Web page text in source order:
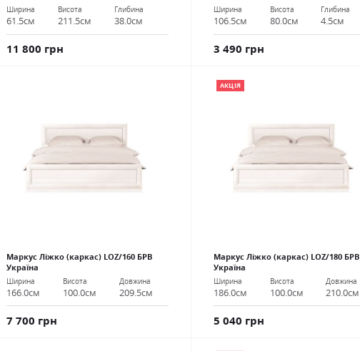
Ширина
61.5см
Висота
211.5см
Глибина
38.0см
11 800 грн
Ширина
106.5см
Висота
80.0см
Глибина
4.5см
3 490 грн
Маркус Ліжко (каркас) LOZ/160 БРВ
Україна
Ширина
166.0см
Висота
100.0см
Довжина
209.5см
7 700 грн
АКЦІЯ
Маркус Ліжко (каркас) LOZ/180 БРВ
Україна
Ширина
186.0см
Висота
100.0см
Довжина
210.0см
5 040 грн